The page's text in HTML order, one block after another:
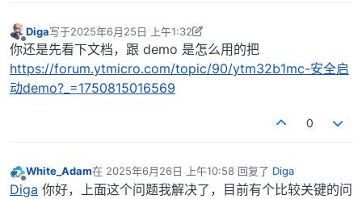
离线
Diga写于2025年6月25日 上午1:32
最后由 Diga 编辑2025年6月25日 上午9:32
你还是先看下文档，跟 demo 是怎么用的把
https://forum.ytmicro.com/topic/90/ytm32b1mc-安全启
动demo?_=1750815016569
0
离线
White_Adam在 2025年6月26日 上午10:58 回复了 Diga
最后由 编辑
Diga 你好，上面这个问题我解决了，目前有个比较关键的问